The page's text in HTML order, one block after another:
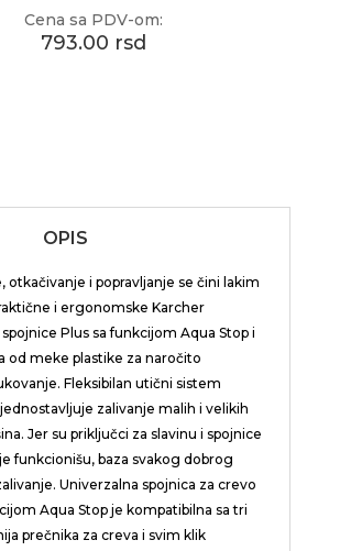
Cena sa PDV-om:
793.00 rsd
OPIS
otkačivanje i popravljanje se čini lakim
i ergonomske Karcher
Plus sa funkcijom Aqua Stop i
od meke plastike za naročito
Fleksibilan utični sistem
zalivanje malih i velikih
Jer su priključci za slavinu i spojnice
funkcionišu, baza svakog dobrog
Univerzalna spojnica za crevo
Aqua Stop je kompatibilna sa tri
prečnika za creva i svim klik